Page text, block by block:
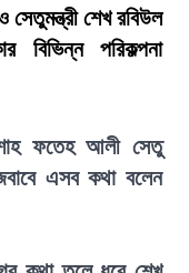
শেখ রবিউল
পরিকল্পনা
ফতেহ আলী সেতু
এসব কথা বলেন